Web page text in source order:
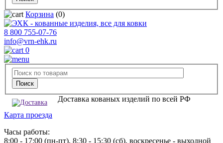
Корзина (0)
8 800 755-07-76
info@vrn-ehk.ru
0
Доставка кованых изделий по всей РФ
Карта проезда
Часы работы:
8:00 - 17:00 (пн-пт), 8:30 - 15:30 (сб), воскресенье - выходной